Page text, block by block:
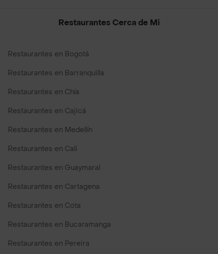
Restaurantes Cerca de Mi
Restaurantes en Bogotá
Restaurantes en Barranquilla
Restaurantes en Chía
Restaurantes en Cajicá
Restaurantes en Medellín
Restaurantes en Cali
Restaurantes en Guaymaral
Restaurantes en Cartagena
Restaurantes en Cota
Restaurantes en Bucaramanga
Restaurantes en Pereira